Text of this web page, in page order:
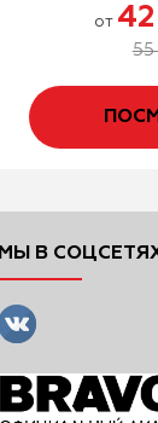
от
МЫ В